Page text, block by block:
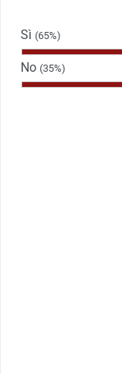
Sì (65%)
No (35%)